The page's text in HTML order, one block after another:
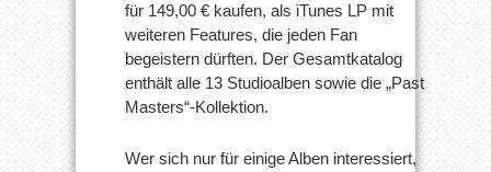
für 149,00 € kaufen, als iTunes LP mit
weiteren Features, die jeden Fan
begeistern dürften. Der Gesamtkatalog
enthält alle 13 Studioalben sowie die „Past
Masters“-Kollektion.
Wer sich nur für einige Alben interessiert,